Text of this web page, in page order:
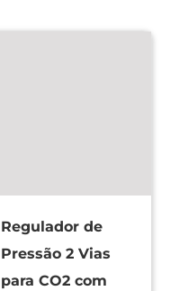
Regulador de
Pressão 2 Vias
para CO2 com